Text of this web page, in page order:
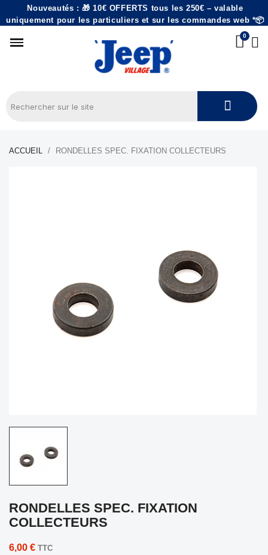
Nouveautés : 🎁 10€ OFFERTS tous les 250€ – valable
uniquement pour les particuliers et sur les commandes web *📦
ACCUEIL RONDELLES SPEC. FIXATION COLLECTEURS
RONDELLES SPEC. FIXATION
COLLECTEURS
6,00 € TTC